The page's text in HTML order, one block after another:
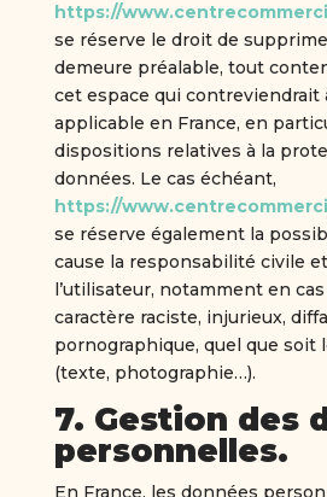
https://
se réserve le droit de
demeure préalable, tout
cet espace qui contreviendrait
applicable en France, en
dispositions relatives à la
données. Le cas échéant,
https://
se réserve également la
cause la responsabilité civile
l’utilisateur, notamment en
caractère raciste, injurieux,
pornographique, quel que soit
(texte, photographie…).
7. Gestion des
personnelles.
En France, les données